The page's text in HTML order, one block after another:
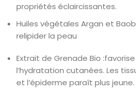
propriétés éclaircissantes.
Huiles végétales Argan et
relipider la peau
Extrait de Grenade Bio
l’hydratation cutanées. Les
et l’épiderme paraît plus jeune.